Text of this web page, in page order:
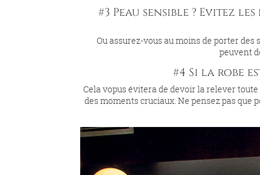
#3 Peau sensible ? Evitez
Ou assurez-vous au moins de porter
peuvent
#4 Si la robe
Cela vopus évitera de devoir la relever
des moments cruciaux. Ne pensez pas que